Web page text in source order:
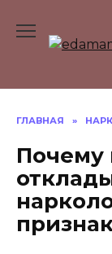
содержанию
ГЛАВНАЯ »
Почему